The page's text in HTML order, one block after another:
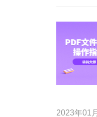
2023年01